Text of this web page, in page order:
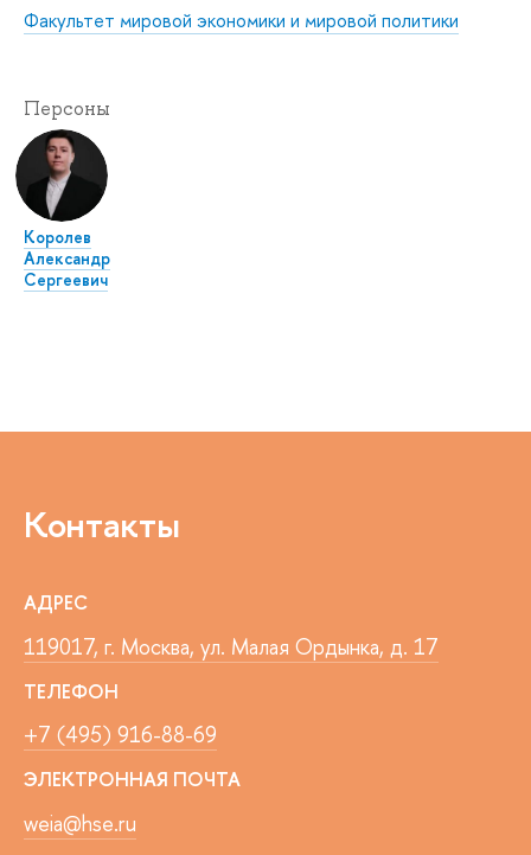
Факультет мировой экономики и мировой политики
Персоны
Королев
Александр
Сергеевич
Контакты
АДРЕС
119017, г. Москва, ул. Малая Ордынка, д. 17
ТЕЛЕФОН
+7 (495) 916-88-69
ЭЛЕКТРОННАЯ ПОЧТА
weia@hse.ru